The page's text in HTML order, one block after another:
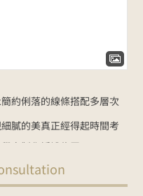
簡約俐落的線條搭配多層次
膩的美真正經得起時間考
客製化婚禮佈置：
新人預約官網